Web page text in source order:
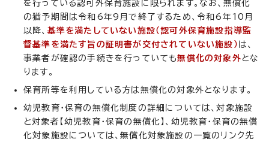
を行っている認可外保育施設に限られます。なお、無償化
の猶予期間は令和6年9月で終了するため、令和6年10月
以降、 基準を満たしていない施設（認可外保育施設指導監
督基準を満たす旨の証明書が交付されていない施設） は、
事業者が確認の手続きを行っていても無償化の対象外 とな
ります。
保育所等を利用している方は無償化の対象外となります。
幼児教育・保育の無償化制度の詳細については、対象施設
と対象者【幼児教育・保育の無償化】、幼児教育・保育の無償
化対象施設については、無償化対象施設の一覧のリンク先